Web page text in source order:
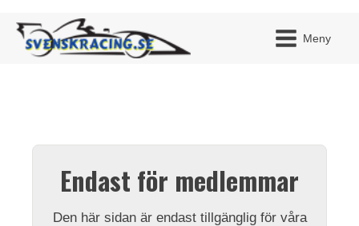
Meny
Endast för medlemmar
Den här sidan är endast tillgänglig för våra